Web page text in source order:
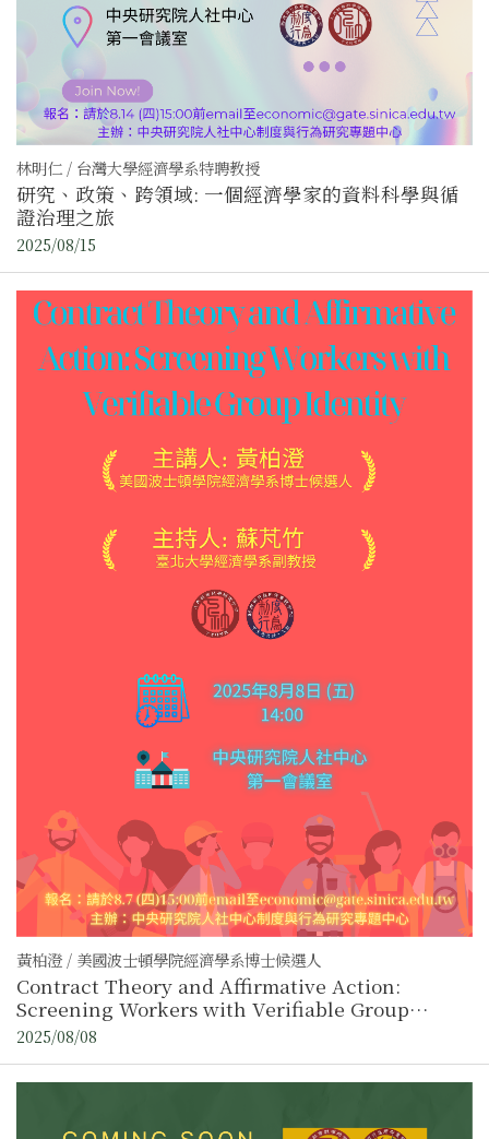
林明仁 / 台灣大學經濟學系特聘教授
研究、政策、跨領域: 一個經濟學家的資料科學與循
證治理之旅
2025/08/15
黃柏澄 / 美國波士頓學院經濟學系博士候選人
Contract Theory and Affirmative Action:
Screening Workers with Verifiable Group
Identity
2025/08/08